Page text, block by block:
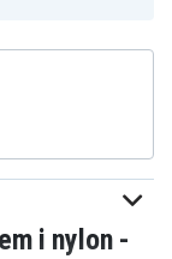
i nylon -